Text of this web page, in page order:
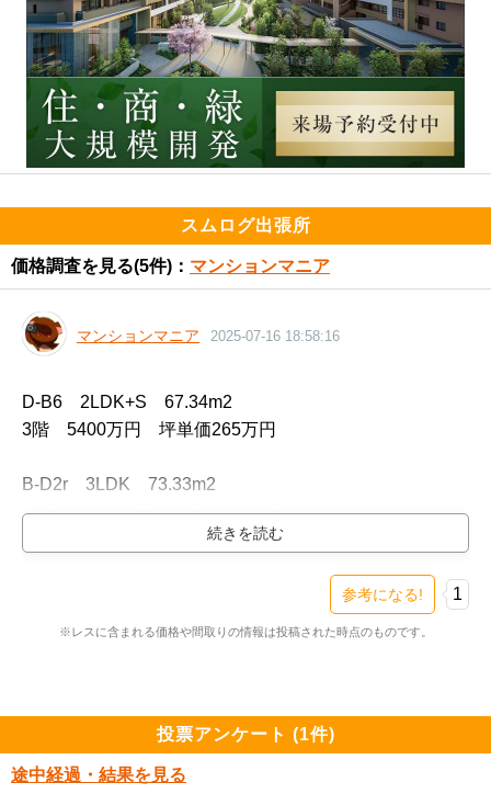
スムログ出張所
価格調査を見る(5件)： マンションマニア
マンションマニア 2025-07-16 18:58:16
D-B6　2LDK+S　67.34m2
3階　5400万円　坪単価265万円
B-D2r　3LDK　73.33m2
10階　6600万円　坪単価297万円
参考になる! 1
※レスに含まれる価格や間取りの情報は投稿された時点のものです。
投票アンケート (1件)
途中経過・結果を見る